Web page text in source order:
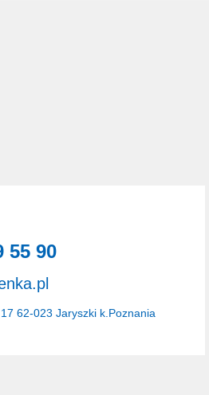
62-023 Jaryszki k.Poznania
55 90